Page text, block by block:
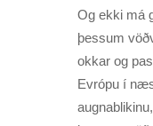
Og ekki má
þessum
okkar og
Evrópu í